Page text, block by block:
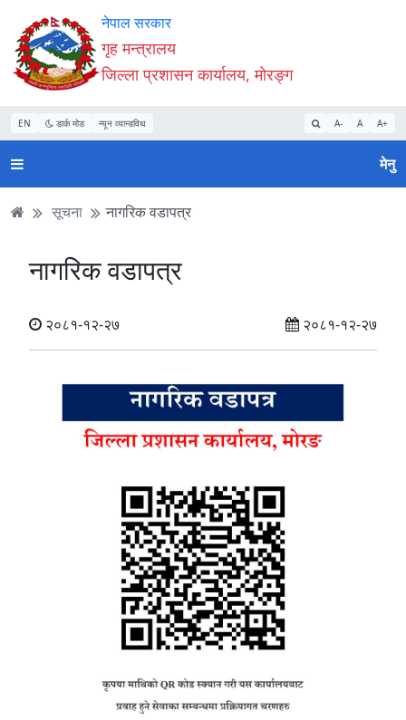
Accessibility
Mode
सुरु
गर्नुहोस्
सामाग्री
पढ्नुहाेस्
नेभिगेसन
पढ्नुहाेस्
वेबसाइट
खोजमा
जानुहोस्
नेपाल सरकार
गृह मन्त्रालय
जिल्ला प्रशासन कार्यालय, मोरङ्ग
EN डार्क मोड न्यून व्यान्डविथ A- A A+
मेनु
सूचना नागरिक वडापत्र
नागरिक वडापत्र
२०८१-१२-२७ २०८१-१२-२७